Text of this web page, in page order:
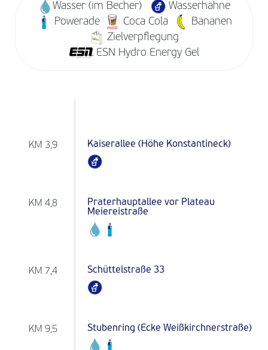
Wasser (im Becher)
Wasserhähne
Powerade
Coca Cola
Bananen
Zielverpflegung
ESN Hydro Energy Gel
KM 3,9 Kaiserallee (Höhe Konstantineck)
KM 4,8
Praterhauptallee vor Plateau
Meiereistraße
KM 7,4 Schüttelstraße 33
KM 9,5 Stubenring (Ecke Weißkirchnerstraße)